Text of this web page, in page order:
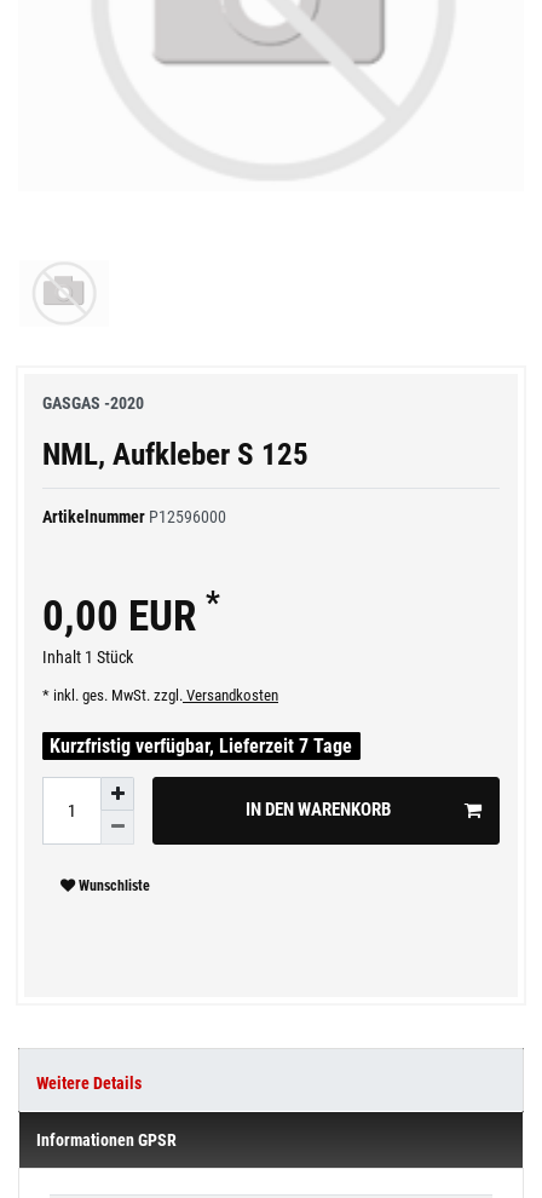
GASGAS -2020
NML, Aufkleber S 125
Artikelnummer P12596000
0,00 EUR *
Inhalt 1 Stück
* inkl. ges. MwSt. zzgl. Versandkosten
Kurzfristig verfügbar, Lieferzeit 7 Tage
IN DEN WARENKORB
Wunschliste
Weitere Details
Informationen GPSR